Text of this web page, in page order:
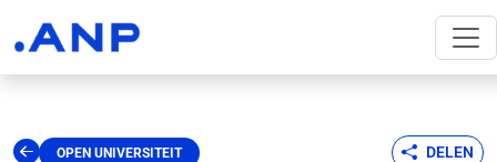
OPEN UNIVERSITEIT DELEN